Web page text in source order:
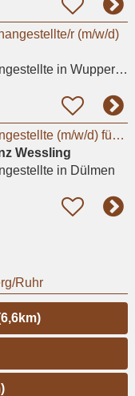
r (m/w/d)
in Wuppertal, Barmen
Tiermedizinische Fachangestellte (m/w/d) für unsere Pferdeklinik mit Schwerpunkt Orthopädie
Wessling
in Dülmen
Ruhr